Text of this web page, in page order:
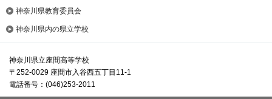
神奈川県教育委員会
神奈川県内の県立学校
神奈川県立座間高等学校
〒252-0029 座間市入谷西五丁目11-1
電話番号：(046)253-2011